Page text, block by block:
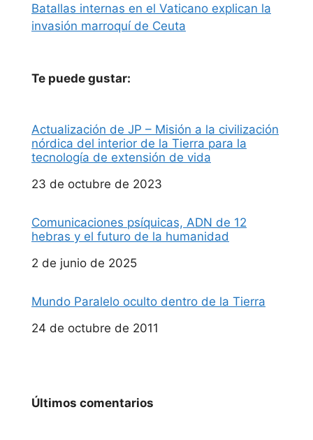
Batallas internas en el Vaticano explican la
invasión marroquí de Ceuta
Te puede gustar:
Actualización de JP – Misión a la civilización
nórdica del interior de la Tierra para la
tecnología de extensión de vida
Fecha
23 de octubre de 2023
Comunicaciones psíquicas, ADN de 12
hebras y el futuro de la humanidad
Fecha
2 de junio de 2025
Mundo Paralelo oculto dentro de la Tierra
Fecha
24 de octubre de 2011
Últimos comentarios